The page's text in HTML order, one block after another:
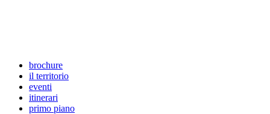
brochure
il territorio
eventi
itinerari
primo piano